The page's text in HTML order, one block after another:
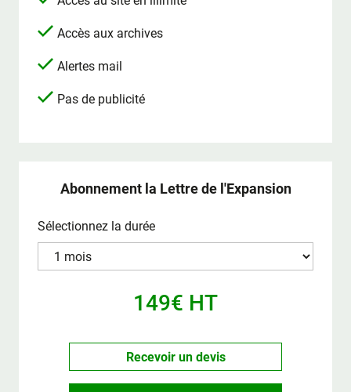
Accès aux archives
Alertes mail
Pas de publicité
Abonnement la Lettre de l'Expansion
Sélectionnez la durée
149€ HT
Recevoir un devis